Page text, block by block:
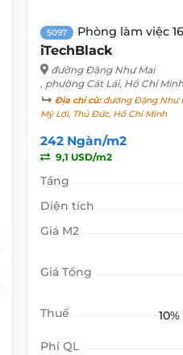
5097 Phòng làm việc
iTechBlack
đường Đặng Như Mai
, phường Cát Lái, Hồ Chí Minh
Địa chỉ cũ:đường Đặng Như
Mỹ Lợi, Thủ Đức, Hồ Chí Minh
242 Ngàn/m2
9,1 USD/m2
Tầng
Diện tích
Giá M2
Giá Tổng
Thuế
Phí QL